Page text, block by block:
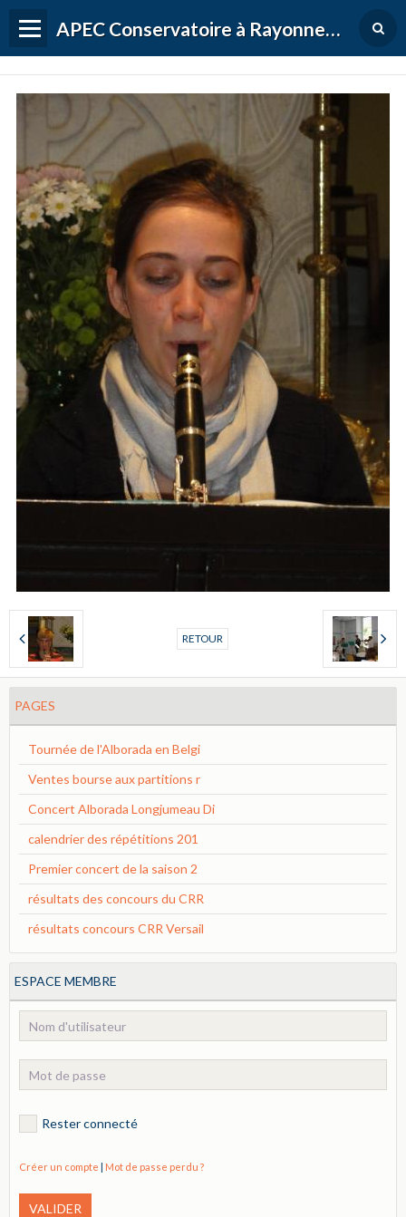
APEC Conservatoire à Rayonnement Régional de Versailles Grand Parc
RETOUR
PAGES
Tournée de l'Alborada en Belgi
Ventes bourse aux partitions r
Concert Alborada Longjumeau Di
calendrier des répétitions 201
Premier concert de la saison 2
résultats des concours du CRR
résultats concours CRR Versail
ESPACE MEMBRE
Rester connecté
Créer un compte | Mot de passe perdu ?
VALIDER